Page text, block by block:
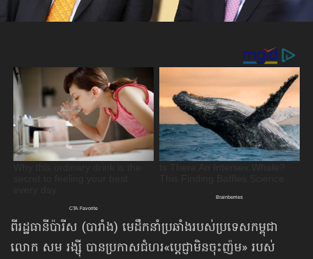
ពីរដ្ឋធានីប៉ារីស (បារាំង) មេដឹកនាំប្រឆាំងរបស់ប្រទេសកម្ពុជា
លោក សម រង្ស៊ី បាន​ប្រកាស​ជំហរ​«ប្ដេជ្ញាមិនចុះញ៉ម» របស់